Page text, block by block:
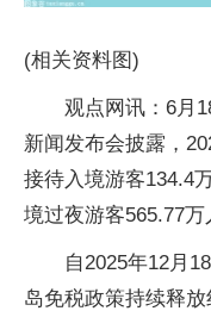
(相关资料图)
观点网讯：6月
新闻发布会披露，
接待入境游客134.4
境过夜游客565.77万
自2025年12月
岛免税政策持续释